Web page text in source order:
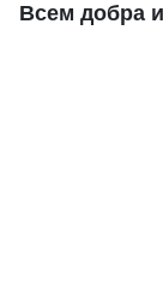
Всем добра